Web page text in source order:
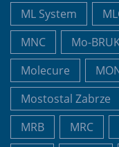
ML System
MNC
Mo-
Molecure
Mostostal Zabrze
MRB
MRC